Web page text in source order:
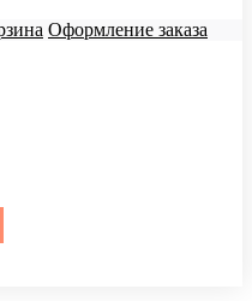
Оформление заказа